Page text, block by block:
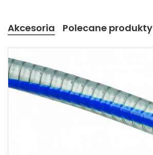
Akcesoria Polecane produkty